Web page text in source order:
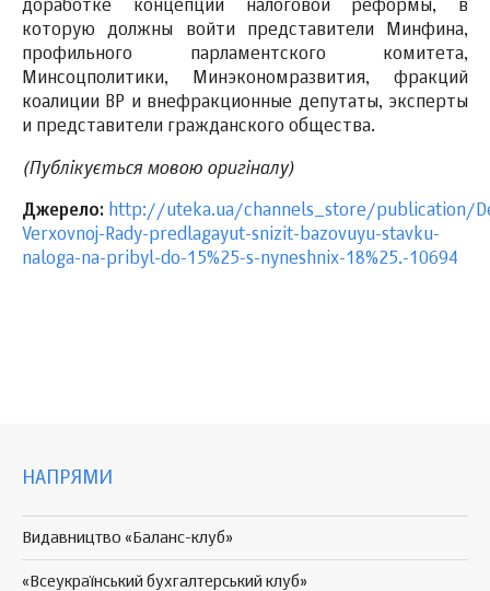
доработке концепции налоговой реформы, в
которую должны войти представители Минфина,
профильного парламентского комитета,
Минсоцполитики, Минэкономразвития, фракций
коалиции ВР и внефракционные депутаты, эксперты
и представители гражданского общества.
(Публікується мовою оригіналу)
Джерело: http://uteka.ua/channels_store/publication/
Verxovnoj-Rady-predlagayut-snizit-bazovuyu-stavku-
naloga-na-pribyl-do-15%25-s-nyneshnix-18%25.-10694
НАПРЯМИ
Видавництво «Баланс-клуб»
«Всеукраїнський бухгалтерський клуб»